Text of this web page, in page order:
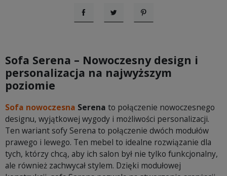
UdostępnijTweetujPinterest
Sofa Serena – Nowoczesny design i
personalizacja na najwyższym
poziomie
Sofa nowoczesna Serena to połączenie nowoczesnego
designu, wyjątkowej wygody i możliwości personalizacji.
Ten wariant sofy Serena to połączenie dwóch modułów
prawego i lewego. Ten mebel to idealne rozwiązanie dla
tych, którzy chcą, aby ich salon był nie tylko funkcjonalny,
ale również zachwycał stylem. Dzięki modułowej